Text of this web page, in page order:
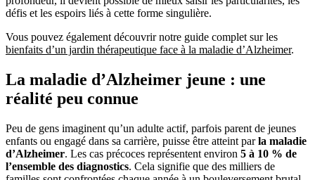
défis et les espoirs liés à cette forme singulière.
Vous pouvez également découvrir notre guide complet sur les
bienfaits d’un jardin thérapeutique face à la maladie d’Alzheimer.
La maladie d’Alzheimer jeune : une
réalité peu connue
Peu de gens imaginent qu’un adulte actif, parfois parent de jeunes
enfants ou engagé dans sa carrière, puisse être atteint parla maladie
d’Alzheimer. Les cas précoces représentent environ 5 à 10 % de
l’ensemble des diagnostics. Cela signifie que des milliers de